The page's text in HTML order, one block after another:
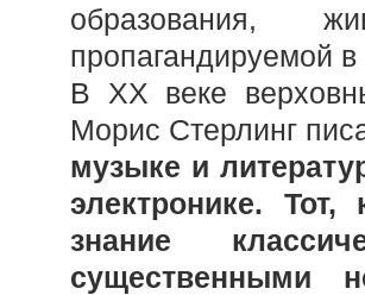
образования,
пропагандируемой
В ХХ веке
Морис Стерлинг
музыке и
электронике.
знание
существенными